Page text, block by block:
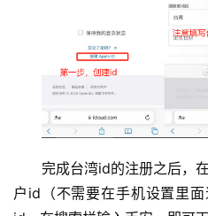
完成台湾id的注册之后，
户id（不需要在手机设置里